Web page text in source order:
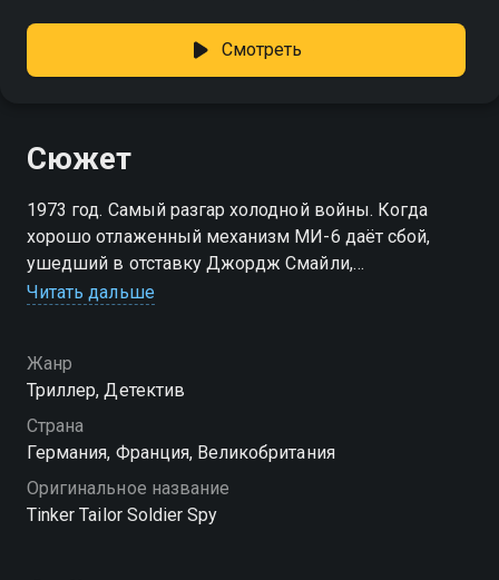
Смотреть
Сюжет
1973 год. Самый разгар холодной войны. Когда
хорошо отлаженный механизм МИ-6 даёт сбой,
ушедший в отставку Джордж Смайли,
профессиональный шпион и человек с
предстоит найти причину последних позорных
провалов...
Читать дальше
Жанр
Триллер, Детектив
Страна
Германия, Франция, Великобритания
Оригинальное название
Tinker Tailor Soldier Spy